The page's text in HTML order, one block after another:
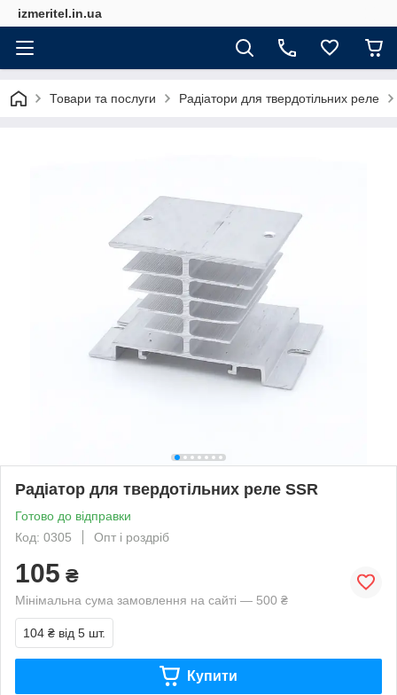
izmeritel.in.ua
Товари та послуги Радіатори для твердотільних реле
Радіатор для твердотільних реле SSR
Готово до відправки
Код: 0305
Опт і роздріб
105 ₴
Мінімальна сума замовлення на сайті — 500 ₴
104 ₴ від 5 шт.
Купити